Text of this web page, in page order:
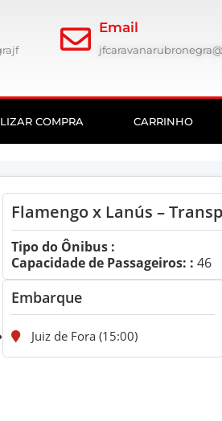
Email
COMPRA CARRINHO
Flamengo x Lanús –
Tipo do Ônibus :
Capacidade de Passageiros: : 46
Embarque
Juiz de Fora (15:00)